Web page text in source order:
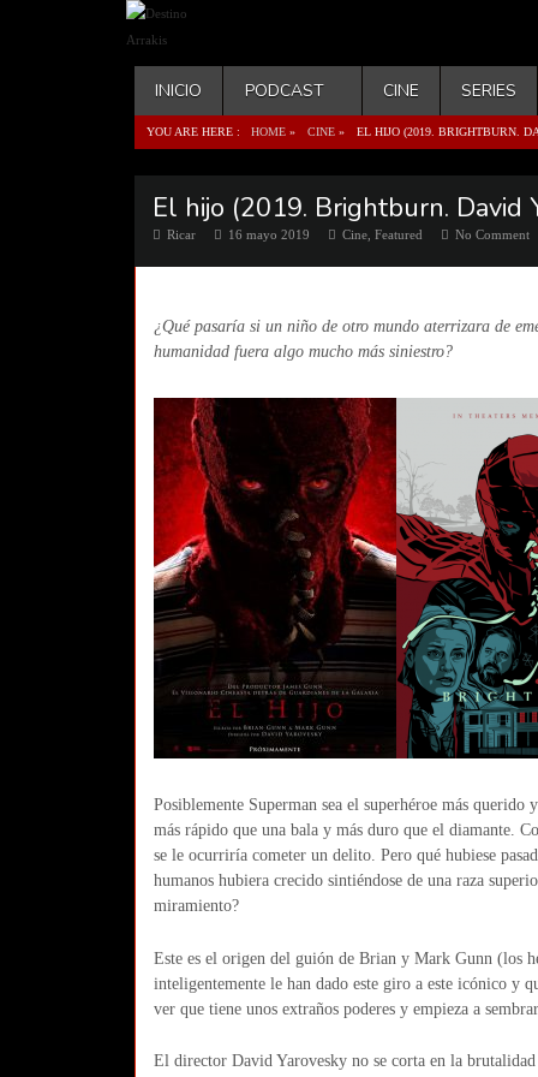
INICIO PODCAST CINE SERIES
YOU ARE HERE : HOME » CINE» EL HIJO (2019. BRIGHTBURN.
El hijo (2019. Brightburn. David
Ricar 16 mayo 2019 Cine,Featured No Comment
¿Qué pasaría si un niño de otro mundo aterrizara de
humanidad fuera algo mucho más siniestro?
Posiblemente Superman sea el superhéroe más
más rápido que una bala y más duro que el diamante.
se le ocurriría cometer un delito. Pero qué hubiese
humanos hubiera crecido sintiéndose de una raza
miramiento?
Este es el origen del guión de Brian y Mark Gunn (los
inteligentemente le han dado este giro a este icónico y
ver que tiene unos extraños poderes y empieza a
El director David Yarovesky no se corta en la